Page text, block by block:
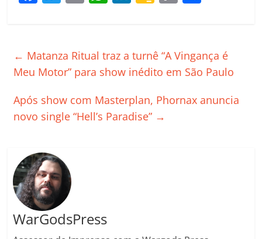
e
b
o
k
er l s
A
p
e
dI
gl
e
a
ss
y
Li
k
p
ar
h
← Matanza Ritual traz a turnê “A Vingança é
Meu Motor” para show inédito em São Paulo
Após show com Masterplan, Phornax anuncia
novo single “Hell’s Paradise” →
WarGodsPress